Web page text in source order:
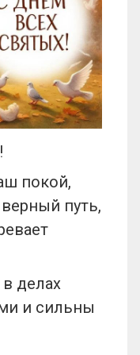
покой,
путь,
делах
и сильны